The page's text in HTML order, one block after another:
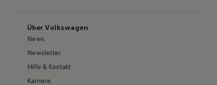
Über Volkswagen
News
Newsletter
Hilfe & Kontakt
Karriere